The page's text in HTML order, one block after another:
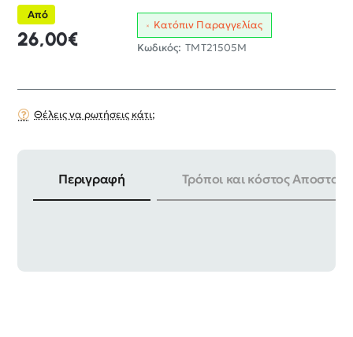
Από
26,00€
Κατόπιν Παραγγελίας
Κωδικός: TMT21505M
Θέλεις να ρωτήσεις κάτι;
Περιγραφή Τρόποι και κόστος
ΠΑΧΟΣ ΑΛΟΥΜΙΝΙΟΥ | 1.5mm